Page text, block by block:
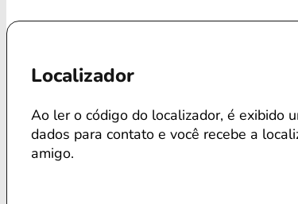
Localizador
Ao ler o código do localizador, é exibido
dados para contato e você recebe a
amigo.